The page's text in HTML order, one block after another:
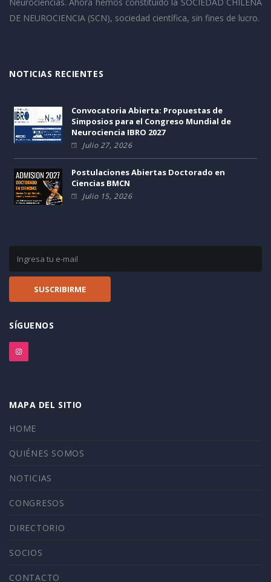
DE NEUROCIENCIA (SCN), sociedad científica, sin fines de lucro.
NOTICIAS RECIENTES
Convocatoria Abierta: Propuestas de
Simposios para el Congreso Mundial de
Neurociencia IBRO 2027
Julio 27, 2026
Postulaciones Abiertas Doctorado en
Ciencias BMCN
Julio 15, 2026
SÍGUENOS
MAPA DEL SITIO
HOME
QUIÉNES SOMOS
NOTICIAS
CONGRESOS
DIRECTORIO
SOCIOS
CONTACTO